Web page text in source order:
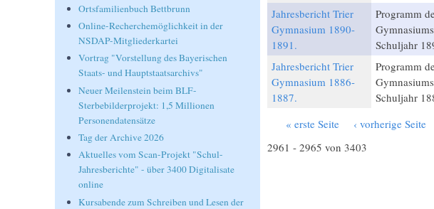
Jahresbericht Trier
Gymnasium 1890-
1891.
Programm
Schuljahr
Jahresbericht Trier
Gymnasium 1886-
1887.
Programm
Schuljahr
Seiten
« erste Seite ‹ vorherige Seite
2961 - 2965 von 3403
Ortsfamilienbuch Bettbrunn
Online-Recherchemöglichkeit in der
NSDAP-Mitgliederkartei
Vortrag "Vorstellung des Bayerischen
Staats- und Hauptstaatsarchivs"
Neuer Meilenstein beim BLF-
Sterbebilderprojekt: 1,5 Millionen
Personendatensätze
Tag der Archive 2026
Aktuelles vom Scan-Projekt "Schul-
Jahresberichte" - über 3400 Digitalisate
online
Kursabende zum Schreiben und Lesen der